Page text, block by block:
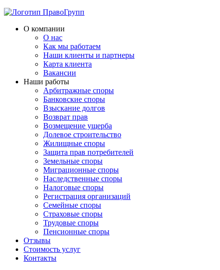
О компании
О нас
Как мы работаем
Наши клиенты и партнеры
Карта клиента
Вакансии
Наши работы
Арбитражные споры
Банковские споры
Взыскание долгов
Возврат прав
Возмещение ущерба
Долевое строительство
Жилищные споры
Защита прав потребителей
Земельные споры
Миграционные споры
Наследственные споры
Налоговые споры
Регистрация организаций
Семейные споры
Страховые споры
Трудовые споры
Пенсионные споры
Отзывы
Стоимость услуг
Контакты